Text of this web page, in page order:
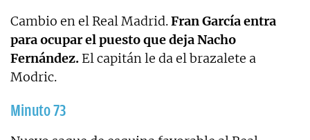
Cambio en el Real Madrid.Fran García entra
para ocupar el puesto que deja Nacho
Fernández. El capitán le da el brazalete a
Modric.
Minuto 73